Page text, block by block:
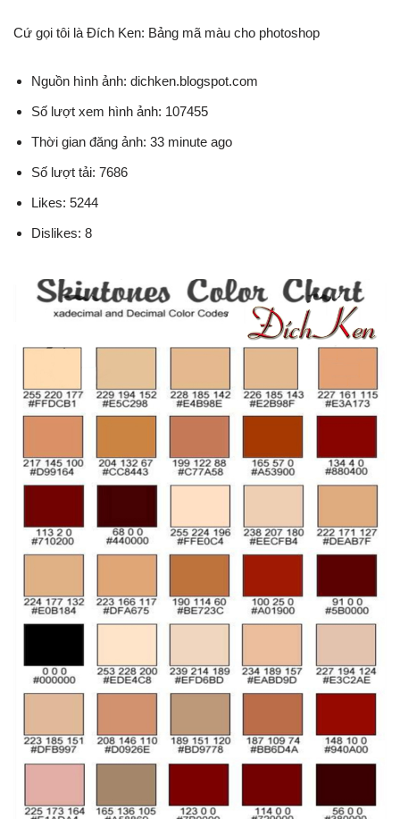
Cứ gọi tôi là Đích Ken: Bảng mã màu cho photoshop
Nguồn hình ảnh: dichken.blogspot.com
Số lượt xem hình ảnh: 107455
Thời gian đăng ảnh: 33 minute ago
Số lượt tải: 7686
Likes: 5244
Dislikes: 8